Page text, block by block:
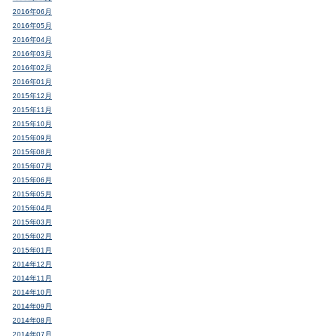
2016年06月
2016年05月
2016年04月
2016年03月
2016年02月
2016年01月
2015年12月
2015年11月
2015年10月
2015年09月
2015年08月
2015年07月
2015年06月
2015年05月
2015年04月
2015年03月
2015年02月
2015年01月
2014年12月
2014年11月
2014年10月
2014年09月
2014年08月
2014年07月